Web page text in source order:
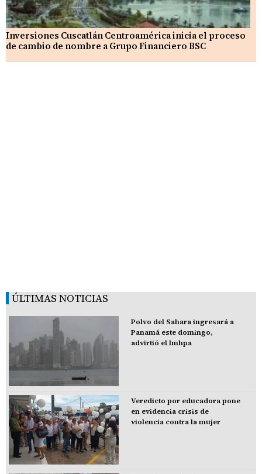
Inversiones Cuscatlán Centroamérica inicia el proceso
de cambio de nombre a Grupo Financiero BSC
ÚLTIMAS NOTICIAS
Polvo del Sahara ingresará a
Panamá este domingo,
advirtió el Imhpa
Veredicto por educadora pone
en evidencia crisis de
violencia contra la mujer